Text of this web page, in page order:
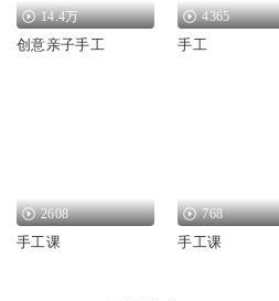
14.4万
创意亲子手工
4365
手工
2608
手工课
768
手工课